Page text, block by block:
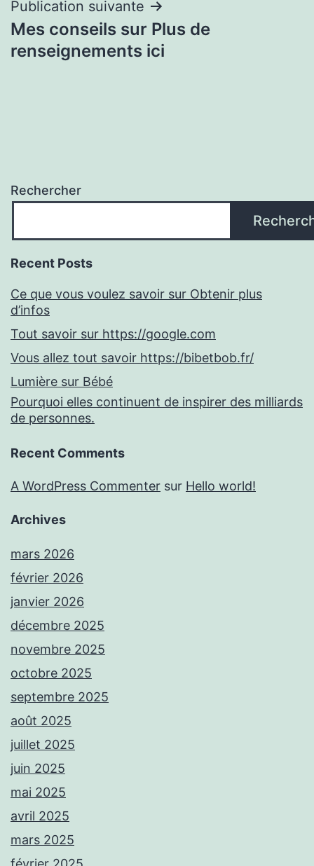
Publication suivante
Mes conseils sur Plus de
renseignements ici
Rechercher
Recent Posts
Ce que vous voulez savoir sur Obtenir plus
d’infos
Tout savoir sur https://google.com
Vous allez tout savoir https://bibetbob.fr/
Lumière sur Bébé
Pourquoi elles continuent de inspirer des milliards
de personnes.
Recent Comments
A WordPress Commenter sur Hello world!
Archives
mars 2026
février 2026
janvier 2026
décembre 2025
novembre 2025
octobre 2025
septembre 2025
août 2025
juillet 2025
juin 2025
mai 2025
avril 2025
mars 2025